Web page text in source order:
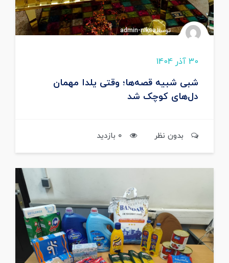
توسطadmin-niksa
30 آذر 1404
شبی شبیه قصه‌ها؛ وقتی یلدا مهمان
دل‌های کوچک شد
بدون نظر 0 بازدید